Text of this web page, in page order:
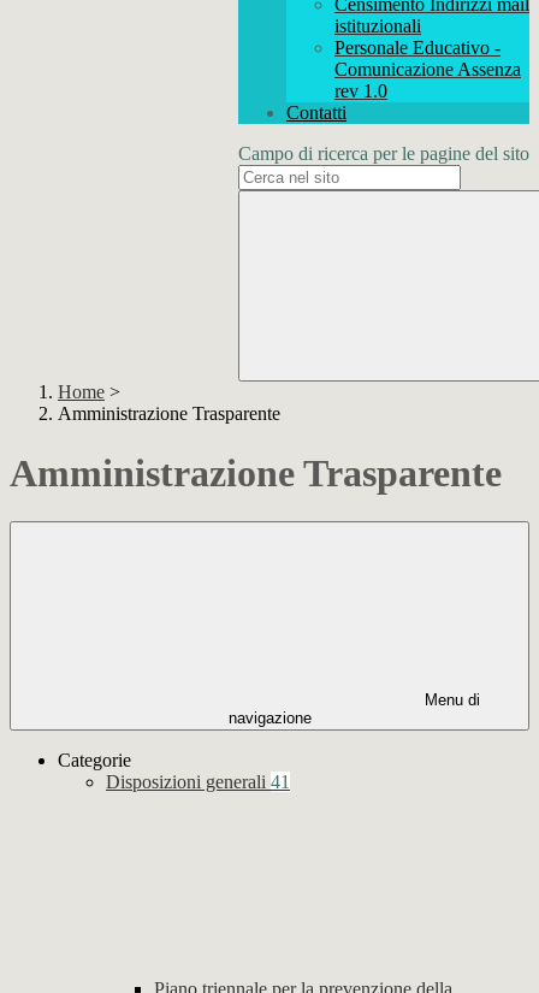
Censimento Indirizzi mail
istituzionali
Personale Educativo -
Comunicazione Assenza
rev 1.0
Contatti
Campo di ricerca per le pagine del sito
Home >
Amministrazione Trasparente
Amministrazione Trasparente
Menu di
navigazione
Categorie
Disposizioni generali 41